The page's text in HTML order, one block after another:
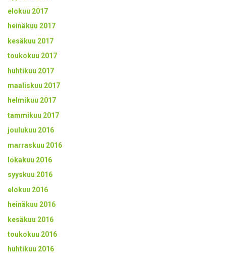
elokuu 2017
heinäkuu 2017
kesäkuu 2017
toukokuu 2017
huhtikuu 2017
maaliskuu 2017
helmikuu 2017
tammikuu 2017
joulukuu 2016
marraskuu 2016
lokakuu 2016
syyskuu 2016
elokuu 2016
heinäkuu 2016
kesäkuu 2016
toukokuu 2016
huhtikuu 2016